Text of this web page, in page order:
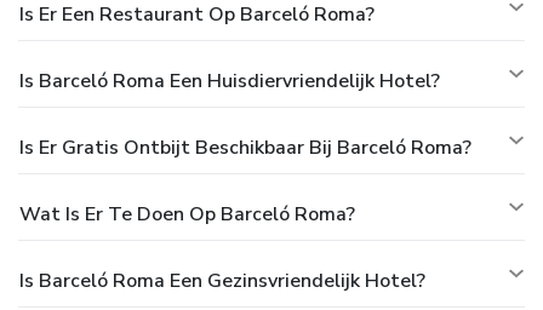
Is Er Een Restaurant Op Barceló Roma?
Is Barceló Roma Een Huisdiervriendelijk Hotel?
Is Er Gratis Ontbijt Beschikbaar Bij Barceló Roma?
Wat Is Er Te Doen Op Barceló Roma?
Is Barceló Roma Een Gezinsvriendelijk Hotel?